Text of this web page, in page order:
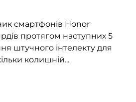
смартфонів Honor
протягом наступних 5
штучного інтелекту для
колишній...